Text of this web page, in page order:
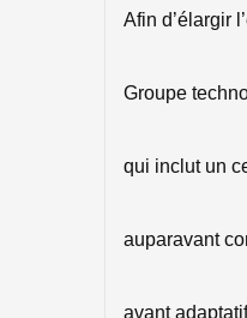
Afin d’élargir
Groupe
qui inclut un
auparavant
avant